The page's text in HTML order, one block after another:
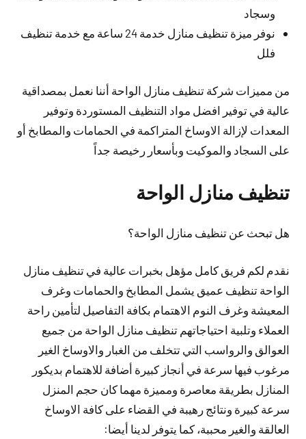
وسجاد
نوفر ميزة تنظيف منازل خدمة 24 ساعة مع خدمة تنظيف
فلل
من مميزات شركة تنظيف منازل الواحة أننا نعمل بمصداقية
عالية في توفير افضل مواد التنظيف المستوردة وتوفير
المعدات لإزالة الاوساخ المتراكمة في الحمامات والمطابخ أو
على السجاد والموكيت وبأسعار رخيصة جداً
تنظيف منازل الواحة
هل تبحث عن تنظيف منازل الواحة؟
نقدم لكم فريق كامل مؤهل بخبرات عالية في تنظيف منازل
الواحة تنظيف عميق يشمل المطابخ والحمامات وغرف
المعيشة وغرف النوم الاهتمام بكافة التفاصيل لتأمين راحة
العملاء وتلبية احتياجاتهم تنظيف منازل الواحة من جميع
العوالق والرواسب التي تتخلف من الغبار والاوساخ الغير
مرغوب فيها سرعة في أنجاز كبيرة أضافة للاهتمام بديكور
المنازل بطريقة معاصرة ومميزة مهما كان حجم المنزل
سرعة كبيرة ونتائج رهيبة في القضاء على كافة الاوساخ
العالقة والغير محببة، كما يتوفر لدينا أيضا: